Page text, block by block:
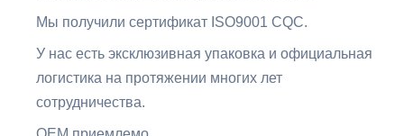
Мы получили сертификат ISO9001 CQC.
У нас есть эксклюзивная упаковка и официальная
логистика на протяжении многих лет
сотрудничества.